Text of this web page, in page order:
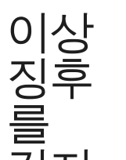
이상
징후
를